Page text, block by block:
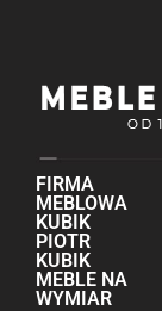
FIRMA
MEBLOWA
KUBIK
PIOTR
KUBIK
MEBLE NA
WYMIAR